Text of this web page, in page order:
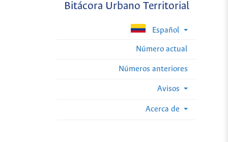
Bitácora Urbano Territorial
Español
Número actual
Números anteriores
Avisos
Acerca de